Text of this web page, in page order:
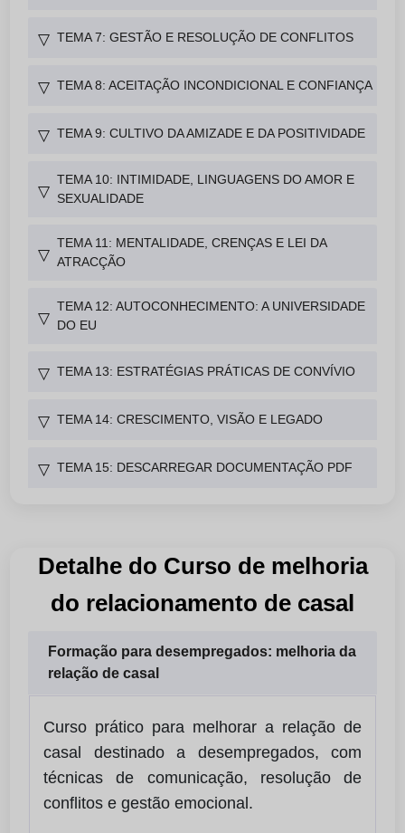
▽ TEMA 7: GESTÃO E RESOLUÇÃO DE CONFLITOS
▽ TEMA 8: ACEITAÇÃO INCONDICIONAL E CONFIANÇA
▽ TEMA 9: CULTIVO DA AMIZADE E DA POSITIVIDADE
▽
TEMA 10: INTIMIDADE, LINGUAGENS DO AMOR E
SEXUALIDADE
▽
TEMA 11: MENTALIDADE, CRENÇAS E LEI DA
ATRACÇÃO
▽
TEMA 12: AUTOCONHECIMENTO: A UNIVERSIDADE
DO EU
▽ TEMA 13: ESTRATÉGIAS PRÁTICAS DE CONVÍVIO
▽ TEMA 14: CRESCIMENTO, VISÃO E LEGADO
▽ TEMA 15: DESCARREGAR DOCUMENTAÇÃO PDF
Detalhe do Curso de melhoria
do relacionamento de casal
Formação para desempregados: melhoria da
relação de casal
Curso prático para melhorar a relação de
casal destinado a desempregados, com
técnicas de comunicação, resolução de
conflitos e gestão emocional.